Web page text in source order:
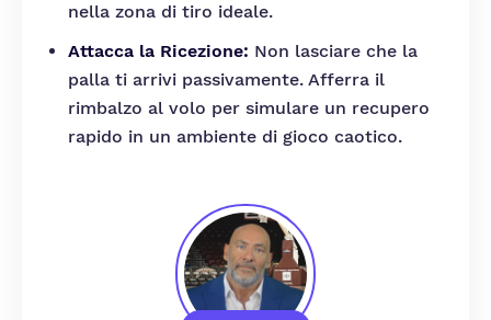
nella zona di tiro ideale.
Attacca la Ricezione: Non lasciare che la
palla ti arrivi passivamente. Afferra il
rimbalzo al volo per simulare un recupero
rapido in un ambiente di gioco caotico.